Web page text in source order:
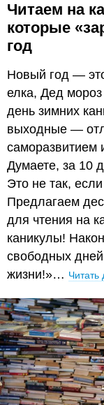
Читаем на
которые
год
Новый год —
елка, Дед
день зимних
выходные —
саморазвитием
Думаете, за 10
Это не так,
Предлагаем
для чтения на
каникулы!
свободных
жизни!»…